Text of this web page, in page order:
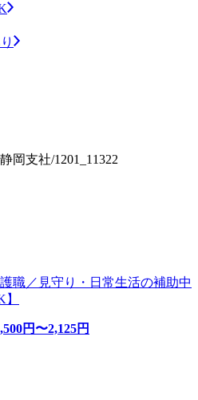
支社/1201_11322
職／見守り・日常生活の補助中
円〜2,125円